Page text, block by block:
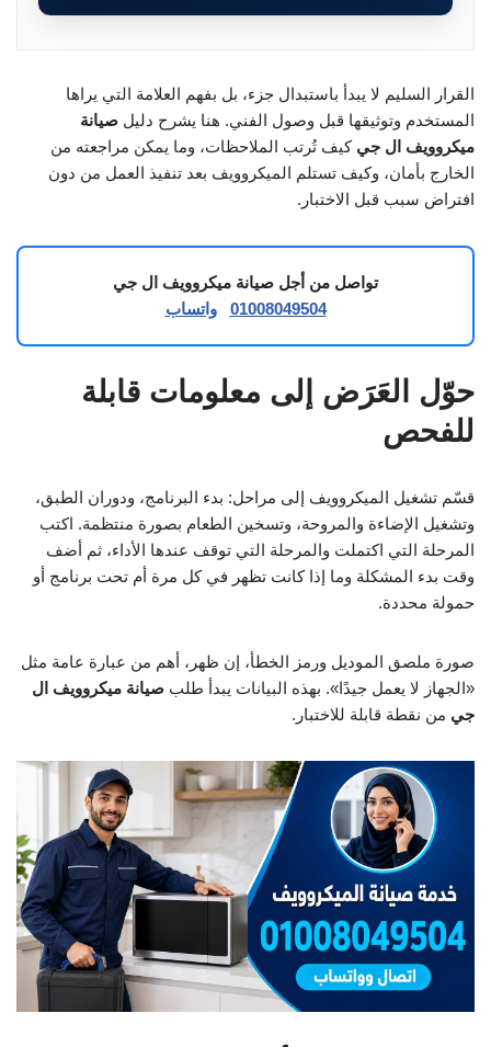
القرار السليم لا يبدأ باستبدال جزء، بل بفهم العلامة التي يراها
المستخدم وتوثيقها قبل وصول الفني. هنا يشرح دليل صيانة
ميكروويف ال جي كيف تُرتب الملاحظات، وما يمكن مراجعته من
الخارج بأمان، وكيف تستلم الميكروويف بعد تنفيذ العمل من دون
افتراض سبب قبل الاختبار.
تواصل من أجل صيانة ميكروويف ال جي
01008049504
واتساب
حوّل العَرَض إلى معلومات قابلة
للفحص
قسّم تشغيل الميكروويف إلى مراحل: بدء البرنامج، ودوران الطبق،
وتشغيل الإضاءة والمروحة، وتسخين الطعام بصورة منتظمة. اكتب
المرحلة التي اكتملت والمرحلة التي توقف عندها الأداء، ثم أضف
وقت بدء المشكلة وما إذا كانت تظهر في كل مرة أم تحت برنامج أو
حمولة محددة.
صورة ملصق الموديل ورمز الخطأ، إن ظهر، أهم من عبارة عامة مثل
«الجهاز لا يعمل جيدًا». بهذه البيانات يبدأ طلب صيانة ميكروويف ال
جي من نقطة قابلة للاختبار.